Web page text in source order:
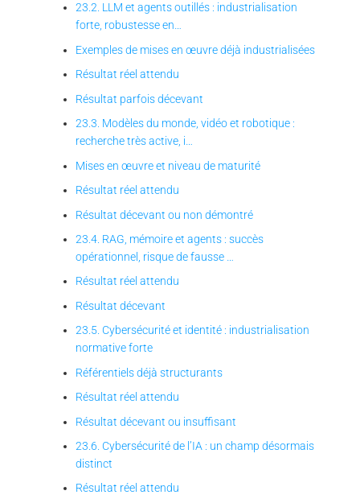
23.2. LLM et agents outillés : industrialisation
forte, robustesse en…
Exemples de mises en œuvre déjà industrialisées
Résultat réel attendu
Résultat parfois décevant
23.3. Modèles du monde, vidéo et robotique :
recherche très active, i…
Mises en œuvre et niveau de maturité
Résultat réel attendu
Résultat décevant ou non démontré
23.4. RAG, mémoire et agents : succès
opérationnel, risque de fausse …
Résultat réel attendu
Résultat décevant
23.5. Cybersécurité et identité : industrialisation
normative forte
Référentiels déjà structurants
Résultat réel attendu
Résultat décevant ou insuffisant
23.6. Cybersécurité de l’IA : un champ désormais
distinct
Résultat réel attendu